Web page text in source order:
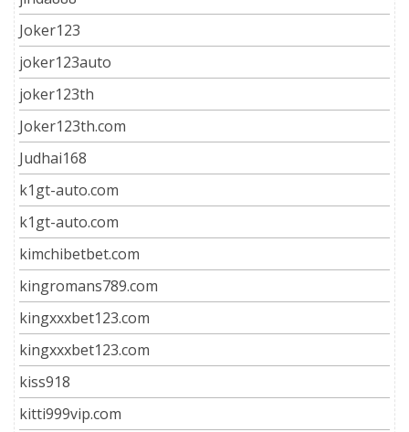
Joker123
joker123auto
joker123th
Joker123th.com
Judhai168
k1gt-auto.com
k1gt-auto.com
kimchibetbet.com
kingromans789.com
kingxxxbet123.com
kingxxxbet123.com
kiss918
kitti999vip.com